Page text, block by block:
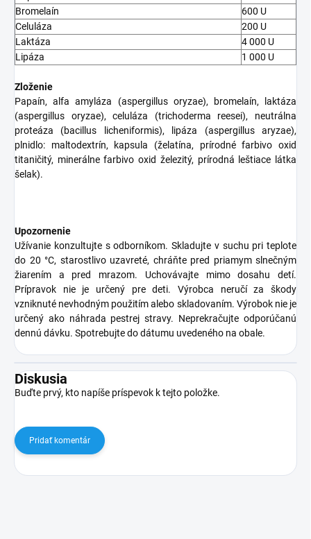
Bromelaín
600 U
Celuláza
200 U
Laktáza
4 000 U
Lipáza
1 000 U
Zloženie
Papaín, alfa amyláza (aspergillus oryzae), bromelaín, laktáza
(aspergillus oryzae), celuláza (trichoderma reesei), neutrálna
proteáza (bacillus licheniformis), lipáza (aspergillus aryzae),
plnidlo: maltodextrín, kapsula (želatína, prírodné farbivo oxid
titaničitý, minerálne farbivo oxid železitý, prírodná leštiace látka
šelak).
Upozornenie
Užívanie konzultujte s odborníkom. Skladujte v suchu pri teplote
do 20 °C, starostlivo uzavreté, chráňte pred priamym slnečným
žiarením a pred mrazom. Uchovávajte mimo dosahu detí.
Prípravok nie je určený pre deti. Výrobca neručí za škody
vzniknuté nevhodným použitím alebo skladovaním. Výrobok nie je
určený ako náhrada pestrej stravy. Neprekračujte odporúčanú
dennú dávku. Spotrebujte do dátumu uvedeného na obale.
Diskusia
Buďte prvý, kto napíše príspevok k tejto položke.
Pridať komentár